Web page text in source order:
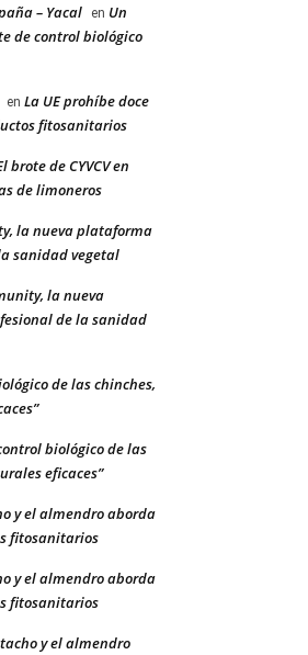
– Yacal
en Un
de control biológico
en La UE prohíbe doce
fitosanitarios
brote de CYVCV en
de limoneros
la nueva plataforma
sanidad vegetal
la nueva
de la sanidad
de las chinches,
biológico de las
eficaces”
y el almendro aborda
fitosanitarios
y el almendro aborda
fitosanitarios
y el almendro